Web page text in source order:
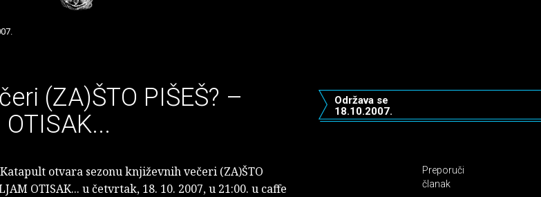
(ZA)ŠTO PIŠEŠ? –
Održava se
18.10.2007.
otvara sezonu književnih večeri (ZA)ŠTO
OTISAK... u četvrtak, 18. 10. 2007, u 21:00. u caffe
Preporuči
članak